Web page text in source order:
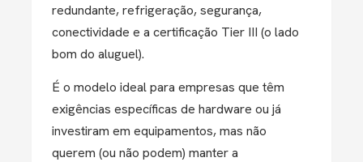
redundante, refrigeração, segurança,
conectividade e a certificação Tier III (o lado
bom do aluguel).
É o modelo ideal para empresas que têm
exigências específicas de hardware ou já
investiram em equipamentos, mas não
querem (ou não podem) manter a